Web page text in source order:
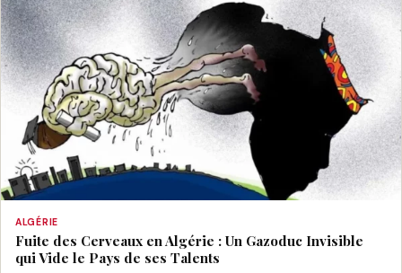
ALGÉRIE
Fuite des Cerveaux en Algérie : Un Gazoduc Invisible
qui Vide le Pays de ses Talents